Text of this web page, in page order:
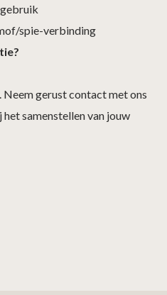
spie-verbinding
Neem gerust contact met ons
samenstellen van jouw